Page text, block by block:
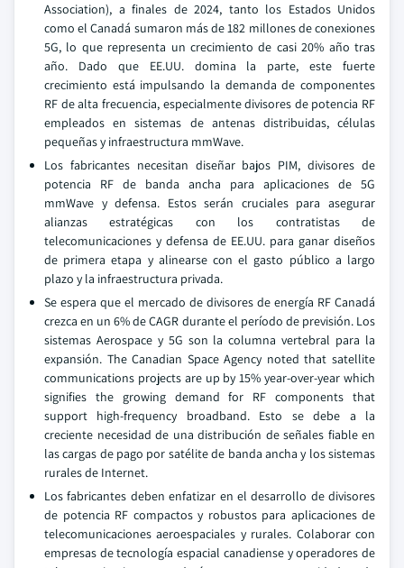
Association), a finales de 2024, tanto los Estados Unidos
como el Canadá sumaron más de 182 millones de conexiones
5G, lo que representa un crecimiento de casi 20% año tras
año. Dado que EE.UU. domina la parte, este fuerte
crecimiento está impulsando la demanda de componentes
RF de alta frecuencia, especialmente divisores de potencia RF
empleados en sistemas de antenas distribuidas, células
pequeñas y infraestructura mmWave.
Los fabricantes necesitan diseñar bajos PIM, divisores de
potencia RF de banda ancha para aplicaciones de 5G
mmWave y defensa. Estos serán cruciales para asegurar
alianzas estratégicas con los contratistas de
telecomunicaciones y defensa de EE.UU. para ganar diseños
de primera etapa y alinearse con el gasto público a largo
plazo y la infraestructura privada.
Se espera que el mercado de divisores de energía RF Canadá
crezca en un 6% de CAGR durante el período de previsión. Los
sistemas Aerospace y 5G son la columna vertebral para la
expansión. The Canadian Space Agency noted that satellite
communications projects are up by 15% year-over-year which
signifies the growing demand for RF components that
support high-frequency broadband. Esto se debe a la
creciente necesidad de una distribución de señales fiable en
las cargas de pago por satélite de banda ancha y los sistemas
rurales de Internet.
Los fabricantes deben enfatizar en el desarrollo de divisores
de potencia RF compactos y robustos para aplicaciones de
telecomunicaciones aeroespaciales y rurales. Colaborar con
empresas de tecnología espacial canadiense y operadores de